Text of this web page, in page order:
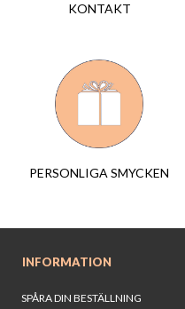
KONTAKT
PERSONLIGA SMYCKEN
INFORMATION
SPÅRA DIN BESTÄLLNING